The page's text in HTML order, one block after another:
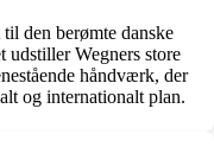
den berømte danske
udstiller Wegners store
håndværk, der
og internationalt plan.